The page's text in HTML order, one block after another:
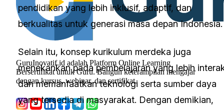
pendidikan yang lebih inklusif, adaptif, dan
berkualitas untuk generasi masa depan
Selain itu, konsep kurikulum merdeka juga
menekankan pada pembelajaran yang lebih
dan memanfaatkan teknologi serta sumber daya
yang tersedia di masyarakat. Dengan demikian,
GuruInovatif.id adalah Platform Online Learning
Bersertifikat untuk Guru. Bangun keterampilan mengajar
dengan kursus, webinar, dan sertifikat.